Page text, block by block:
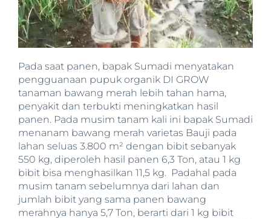
Pada saat panen, bapak Sumadi menyatakan
pengguanaan pupuk organik DI GROW
tanaman bawang merah lebih tahan hama,
penyakit dan terbukti meningkatkan hasil
panen. Pada musim tanam kali ini bapak Sumadi
menanam bawang merah varietas Bauji pada
lahan seluas 3.800 m² dengan bibit sebanyak
550 kg, diperoleh hasil panen 6,3 Ton, atau 1 kg
bibit bisa menghasilkan 11,5 kg. Padahal pada
musim tanam sebelumnya dari lahan dan
jumlah bibit yang sama panen bawang
merahnya hanya 5,7 Ton, berarti dari 1 kg bibit